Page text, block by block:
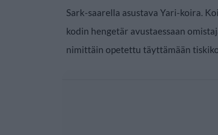
Sark-saarella asustava Yari-koira.
kodin hengetär avustaessaan
nimittäin opetettu täyttämään